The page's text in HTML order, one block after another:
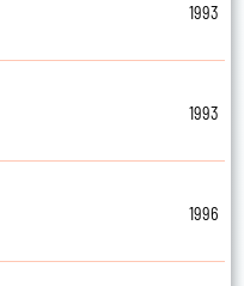
1993
1993
1996